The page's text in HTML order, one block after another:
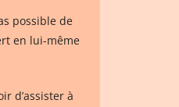
possible de
en lui-même
d’assister à